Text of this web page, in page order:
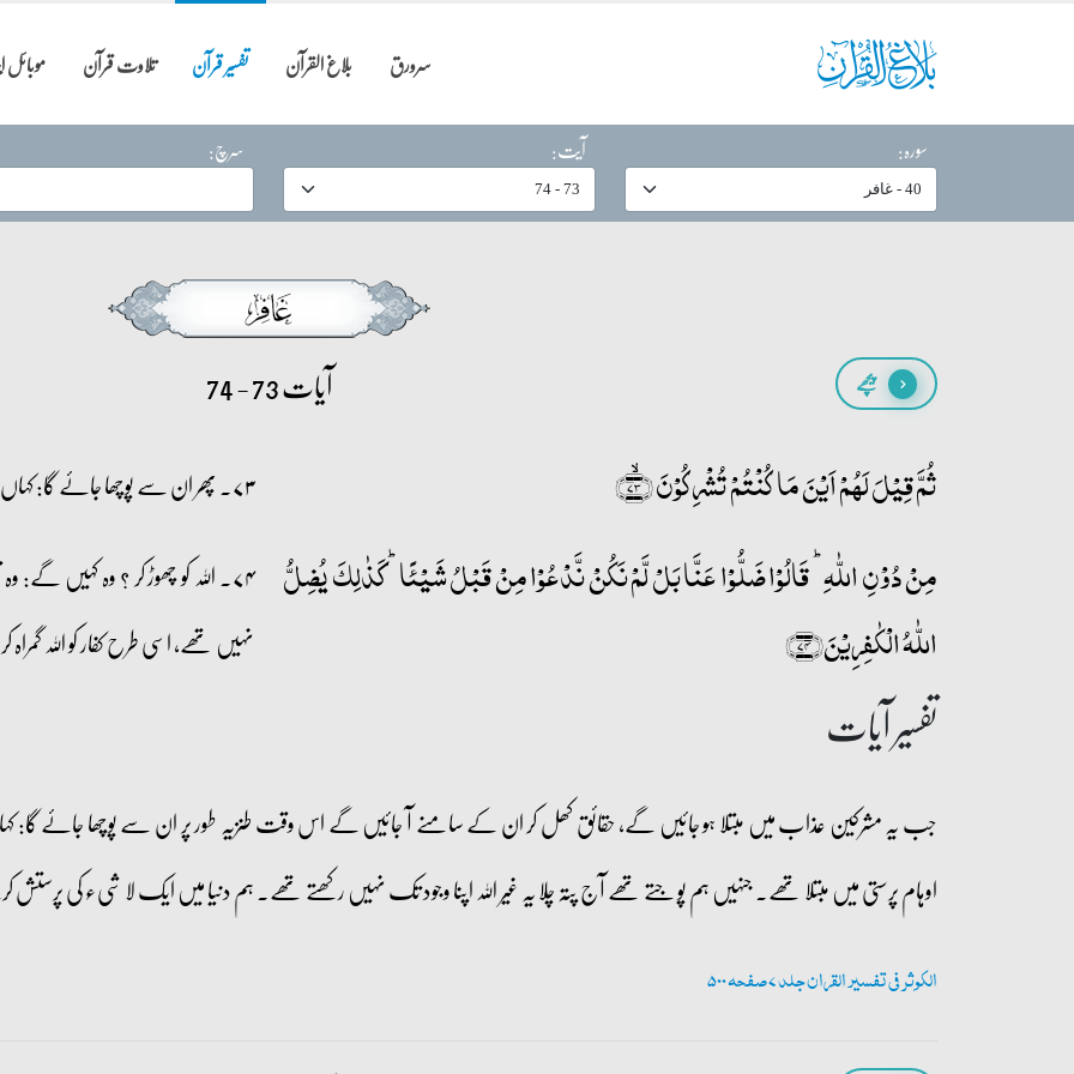
سرورق بلاغ القرآن تفسیر قرآن تلاوت قرآن
سورہ:
آیت: سرچ:
پیچھے آیات 73 - 74
ثُمَّ قِیۡلَ لَہُمۡ اَیۡنَ مَا کُنۡتُمۡ تُشۡرِکُوۡنَ ﴿ۙ۷۳﴾ ۷۳۔ پھر ان سے پوچھا جائے گا: کہاں ہیں وہ جنہیں تم شریک ٹھہراتے تھے،
مِنۡ دُوۡنِ اللّٰہِ ؕ قَالُوۡا ضَلُّوۡا عَنَّا بَلۡ لَّمۡ نَکُنۡ نَّدۡعُوۡا مِنۡ قَبۡلُ شَیۡئًا ؕ کَذٰلِکَ یُضِلُّ
اللّٰہُ الۡکٰفِرِیۡنَ﴿۷۴﴾
۷۴۔ اللہ کو چھوڑ کر ؟ وہ کہیں
نہیں تھے، اسی طرح کفار کو اللہ
تفسیر آیات
جب یہ مشرکین عذاب میں مبتلا ہو جائیں گے، حقائق کھل کر ان کے سامنے آ جائیں گے اس وقت طنزیہ طور پر ان سے پوچھا جائے
اوہام پرستی میں مبتلا تھے۔ جنہیں ہم پوجتے تھے آج پتہ چلا یہ غیر اللہ اپنا وجود تک نہیں رکھتے تھے۔ ہم دنیا میں ایک لا شیء کی
الکوثر فی تفسیر القران جلد 7 صفحہ 500